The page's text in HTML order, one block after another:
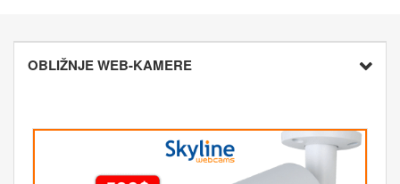
OBLIŽNJE WEB-KAMERE